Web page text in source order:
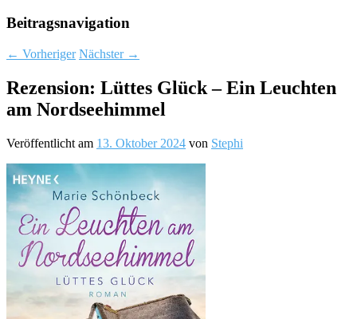
Beitragsnavigation
← Vorheriger Nächster →
Rezension: Lüttes Glück – Ein Leuchten
am Nordseehimmel
Veröffentlicht am 13. Oktober 2024 von Stephi